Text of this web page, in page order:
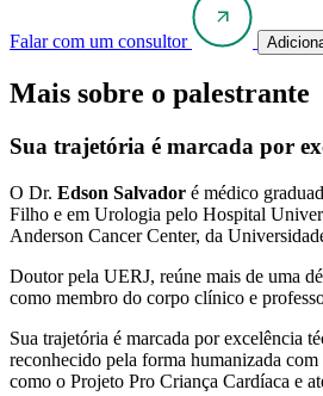
Falar com um consultor
Mais sobre o palestrante
Sua trajetória é marcada por
O Dr. Edson Salvador é médico
Filho e em Urologia pelo Hospital
Anderson Cancer Center, da
Doutor pela UERJ, reúne mais de uma
como membro do corpo clínico e
Sua trajetória é marcada por excelência
reconhecido pela forma humanizada
como o Projeto Pro Criança Cardíaca e